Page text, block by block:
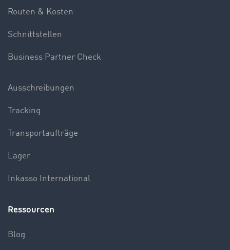
Routen & Kosten
Schnittstellen
Business Partner Check
Ausschreibungen
Tracking
Transportaufträge
Lager
Inkasso International
Ressourcen
Blog